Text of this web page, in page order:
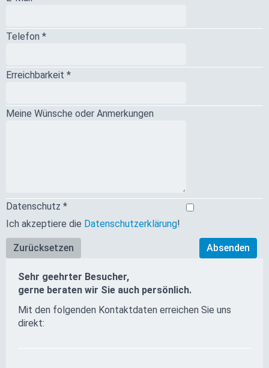
Telefon *
Erreichbarkeit *
Meine Wünsche oder Anmerkungen
Datenschutz *
Ich akzeptiere die Datenschutzerklärung!
Sehr geehrter Besucher,
gerne beraten wir Sie auch persönlich.
Mit den folgenden Kontaktdaten erreichen Sie uns
direkt: